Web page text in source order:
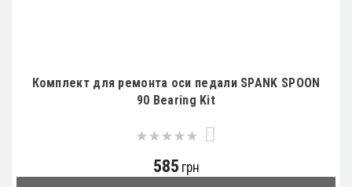
Комплект для ремонта оси педали SPANK SPOON
90 Bearing Kit
585 грн